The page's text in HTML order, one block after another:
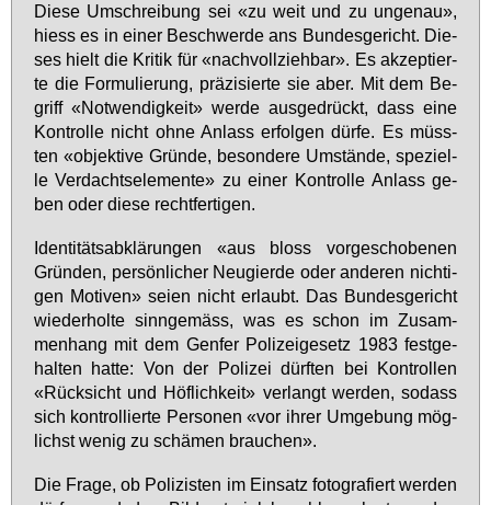
Die­se Um­schrei­bung sei «zu weit und zu un­ge­nau»,
hiess es in ei­ner Be­schwer­de ans Bun­des­ge­richt. Die­
ses hielt die Kri­tik für «nach­voll­zieh­bar». Es ak­zep­tier­
te die For­mu­lie­rung, prä­zi­sier­te sie aber. Mit dem Be­
griff «Not­wen­dig­keit» wer­de aus­ge­drückt, dass ei­ne
Kon­trol­le nicht oh­ne An­lass er­fol­gen dür­fe. Es müss­
ten «ob­jek­ti­ve Grün­de, be­son­de­re Um­stän­de, spe­zi­el­
le Ver­dachts­ele­men­te» zu ei­ner Kon­trol­le An­lass ge­
ben oder die­se recht­fer­ti­gen.
Iden­ti­täts­ab­klä­run­gen «aus bloss vor­ge­scho­be­nen
Grün­den, per­sön­li­cher Neu­gier­de oder an­de­ren nich­ti­
gen Mo­ti­ven» sei­en nicht er­laubt. Das Bun­des­ge­richt
wie­der­hol­te sinn­ge­mäss, was es schon im Zu­sam­
men­hang mit dem Gen­fer Po­li­zei­ge­setz 1983 fest­ge­
hal­ten hat­te: Von der Po­li­zei dürf­ten bei Kon­trol­len
«Rück­sicht und Höf­lich­keit» ver­langt wer­den, so­dass
sich kon­trol­lier­te Per­so­nen «vor ih­rer Um­ge­bung mög­
lichst we­nig zu schä­men brau­chen».
Die Fra­ge, ob Po­li­zis­ten im Ein­satz fo­to­gra­fiert wer­den